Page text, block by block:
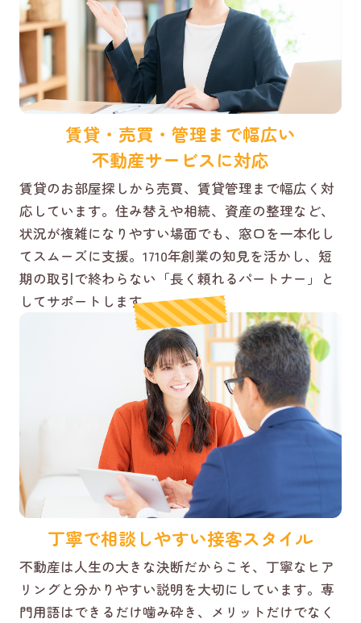
賃貸・売買・管理まで幅広い
不動産サービスに対応
賃貸のお部屋探しから売買、賃貸管理まで幅広く対
応しています。住み替えや相続、資産の整理など、
状況が複雑になりやすい場面でも、窓口を一本化し
てスムーズに支援。1710年創業の知見を活かし、短
期の取引で終わらない「長く頼れるパートナー」と
してサポートします。
丁寧で相談しやすい接客スタイル
不動産は人生の大きな決断だからこそ、丁寧なヒア
リングと分かりやすい説明を大切にしています。専
門用語はできるだけ噛み砕き、メリットだけでなく